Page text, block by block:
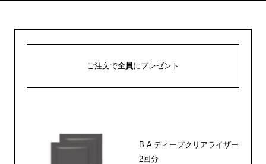
ご注文で全員にプレゼント
B.A ディープクリアライザー
2回分